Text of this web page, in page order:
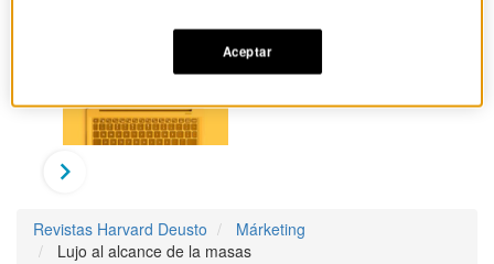
Revistas Harvard Deusto
Márketing
Lujo al alcance de la masas
Aceptar